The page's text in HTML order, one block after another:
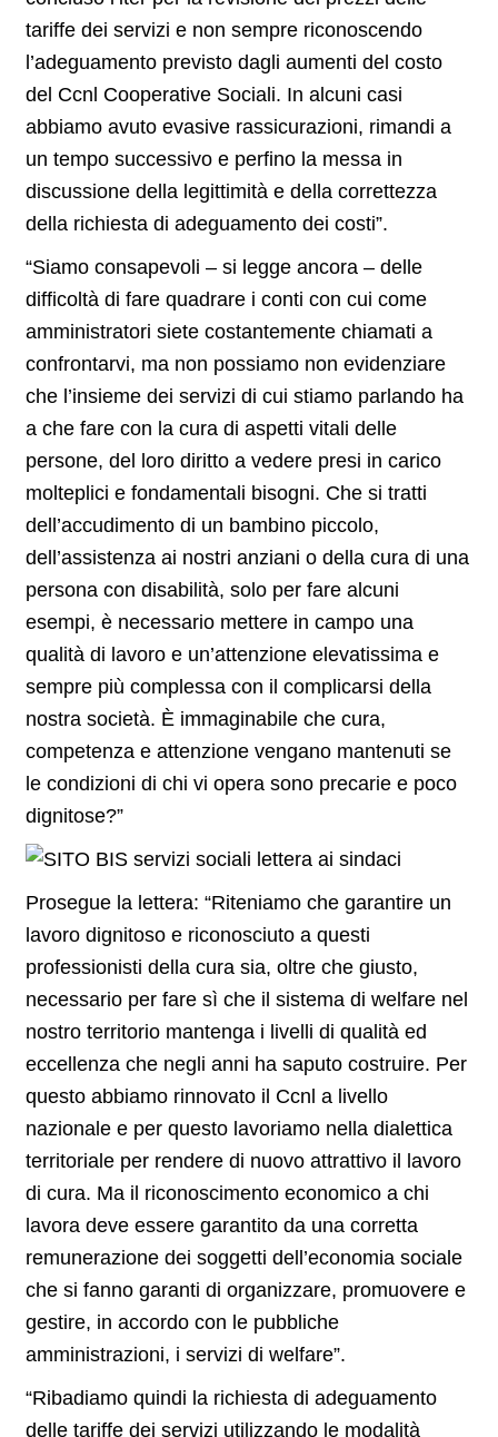
tariffe dei servizi e non sempre riconoscendo
l’adeguamento previsto dagli aumenti del costo
del Ccnl Cooperative Sociali. In alcuni casi
abbiamo avuto evasive rassicurazioni, rimandi a
un tempo successivo e perfino la messa in
discussione della legittimità e della correttezza
della richiesta di adeguamento dei costi”.
“Siamo consapevoli – si legge ancora – delle
difficoltà di fare quadrare i conti con cui come
amministratori siete costantemente chiamati a
confrontarvi, ma non possiamo non evidenziare
che l’insieme dei servizi di cui stiamo parlando ha
a che fare con la cura di aspetti vitali delle
persone, del loro diritto a vedere presi in carico
molteplici e fondamentali bisogni. Che si tratti
dell’accudimento di un bambino piccolo,
dell’assistenza ai nostri anziani o della cura di una
persona con disabilità, solo per fare alcuni
esempi, è necessario mettere in campo una
qualità di lavoro e un’attenzione elevatissima e
sempre più complessa con il complicarsi della
nostra società. È immaginabile che cura,
competenza e attenzione vengano mantenuti se
le condizioni di chi vi opera sono precarie e poco
dignitose?”
Prosegue la lettera: “Riteniamo che garantire un
lavoro dignitoso e riconosciuto a questi
professionisti della cura sia, oltre che giusto,
necessario per fare sì che il sistema di welfare nel
nostro territorio mantenga i livelli di qualità ed
eccellenza che negli anni ha saputo costruire. Per
questo abbiamo rinnovato il Ccnl a livello
nazionale e per questo lavoriamo nella dialettica
territoriale per rendere di nuovo attrattivo il lavoro
di cura. Ma il riconoscimento economico a chi
lavora deve essere garantito da una corretta
remunerazione dei soggetti dell’economia sociale
che si fanno garanti di organizzare, promuovere e
gestire, in accordo con le pubbliche
amministrazioni, i servizi di welfare”.
“Ribadiamo quindi la richiesta di adeguamento
delle tariffe dei servizi utilizzando le modalità